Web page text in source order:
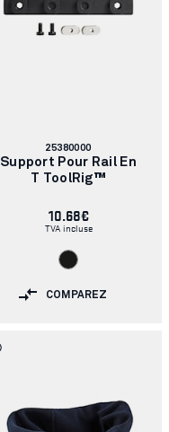
Numéro
d'article:
25380000
Support Pour Rail En
T ToolRig™
10.68€
TVA incluse
COMPAREZ